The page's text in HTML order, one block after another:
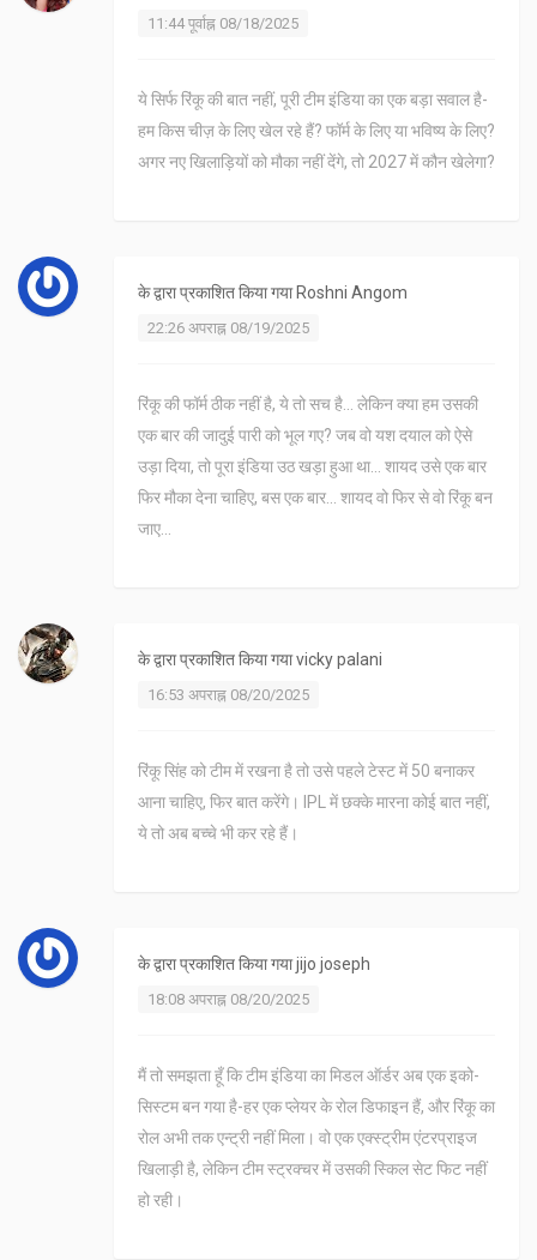
11:44 पूर्वाह्न 08/18/2025
ये सिर्फ रिंकू की बात नहीं, पूरी टीम इंडिया का एक बड़ा सवाल है-
हम किस चीज़ के लिए खेल रहे हैं? फॉर्म के लिए या भविष्य के लिए?
अगर नए खिलाड़ियों को मौका नहीं देंगे, तो 2027 में कौन खेलेगा?
के द्वारा प्रकाशित किया गया Roshni Angom
22:26 अपराह्न 08/19/2025
रिंकू की फॉर्म ठीक नहीं है, ये तो सच है... लेकिन क्या हम उसकी
एक बार की जादुई पारी को भूल गए? जब वो यश दयाल को ऐसे
उड़ा दिया, तो पूरा इंडिया उठ खड़ा हुआ था... शायद उसे एक बार
फिर मौका देना चाहिए, बस एक बार... शायद वो फिर से वो रिंकू बन
जाए...
के द्वारा प्रकाशित किया गयाvicky palani
16:53 अपराह्न 08/20/2025
रिंकू सिंह को टीम में रखना है तो उसे पहले टेस्ट में 50 बनाकर
आना चाहिए, फिर बात करेंगे। IPL में छक्के मारना कोई बात नहीं,
ये तो अब बच्चे भी कर रहे हैं।
के द्वारा प्रकाशित किया गयाjijo joseph
18:08 अपराह्न 08/20/2025
मैं तो समझता हूँ कि टीम इंडिया का मिडल ऑर्डर अब एक इको-
सिस्टम बन गया है-हर एक प्लेयर के रोल डिफाइन हैं, और रिंकू का
रोल अभी तक एन्ट्री नहीं मिला। वो एक एक्स्ट्रीम एंटरप्राइज
खिलाड़ी है, लेकिन टीम स्ट्रक्चर में उसकी स्किल सेट फिट नहीं
हो रही।